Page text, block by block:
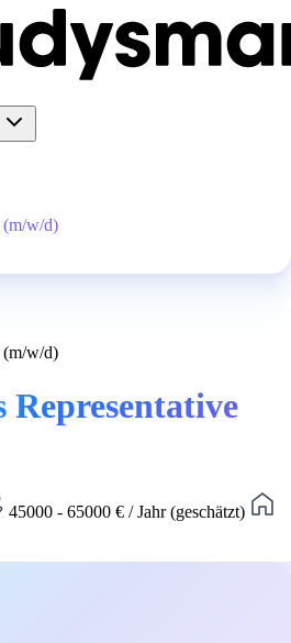
(m/w/d)
(m/w/d)
Representative
45000 - 65000 € / Jahr (geschätzt)